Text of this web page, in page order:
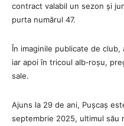
contract valabil un sezon și
purta numărul 47.
În imaginile publicate de club,
iar apoi în tricoul alb‑roșu,
sale.
Ajuns la 29 de ani, Pușcaș
septembrie 2025, ultimul său